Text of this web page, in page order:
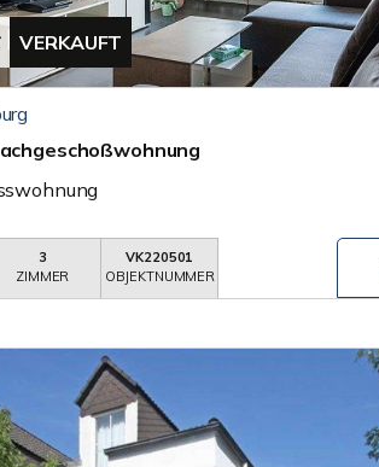
VERKAUFT
3
ZIMMER
VK220501
OBJEKTNUMMER